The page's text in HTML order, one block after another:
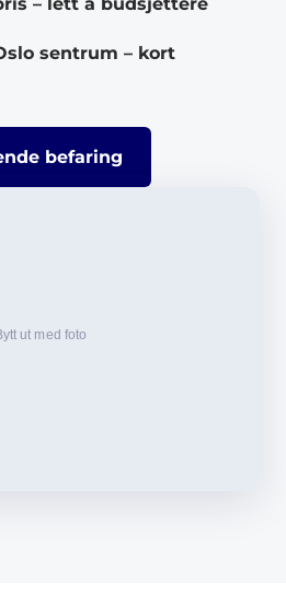
sentrum – kort
befaring